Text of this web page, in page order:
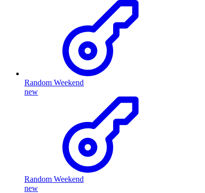
Random Weekend
new
Random Weekend
new